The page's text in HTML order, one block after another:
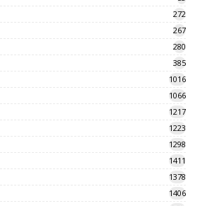
272
267
280
385
1016
1066
1217
1223
1298
1411
1378
1406